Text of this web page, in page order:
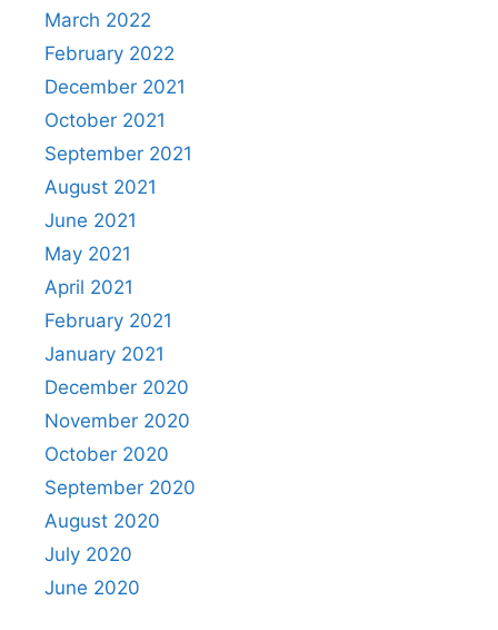
March 2022
February 2022
December 2021
October 2021
September 2021
August 2021
June 2021
May 2021
April 2021
February 2021
January 2021
December 2020
November 2020
October 2020
September 2020
August 2020
July 2020
June 2020